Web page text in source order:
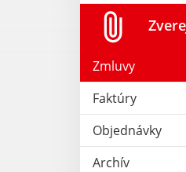
Zmluvy
Faktúry
Objednávky
Archív